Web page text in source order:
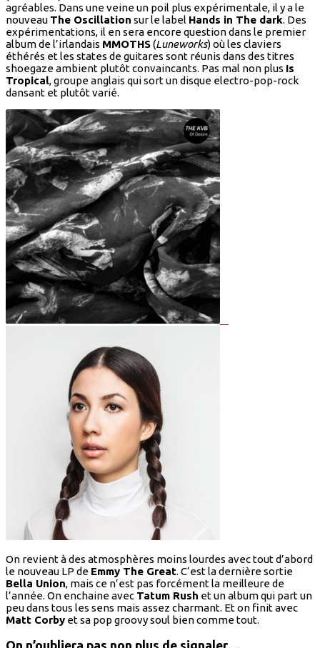
agréables. Dans une veine un poil plus expérimentale, il y a le
nouveau The Oscillation sur le label Hands in The dark. Des
expérimentations, il en sera encore question dans le premier
album de l’irlandais MMOTHS(Luneworks) où les claviers
éthérés et les states de guitares sont réunis dans des titres
shoegaze ambient plutôt convaincants. Pas mal non plus Is
Tropical, groupe anglais qui sort un disque electro-pop-rock
dansant et plutôt varié.
On revient à des atmosphères moins lourdes avec tout d’abord
le nouveau LP de Emmy The Great. C‘est la dernière sortie
Bella Union, mais ce n’est pas forcément la meilleure de
l’année. On enchaine avec Tatum Rush et un album qui part un
peu dans tous les sens mais assez charmant. Et on finit avec
Matt Corby et sa pop groovy soul bien comme tout.